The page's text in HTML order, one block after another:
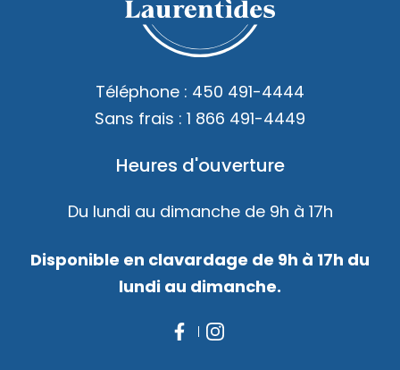
Téléphone : 450 491-4444
Sans frais : 1 866 491-4449
Heures d'ouverture
Du lundi au dimanche de 9h à 17h
Disponible en clavardage de 9h à 17h du
lundi au dimanche.